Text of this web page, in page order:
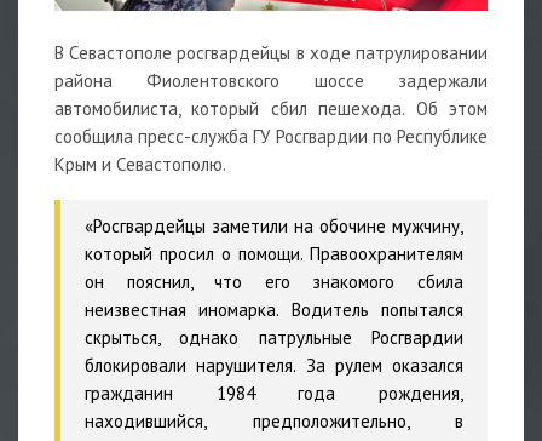
В Севастополе росгвардейцы в ходе патрулировании
района Фиолентовского шоссе задержали
автомобилиста, который сбил пешехода. Об этом
сообщила пресс-служба ГУ Росгвардии по Республике
Крым и Севастополю.
«Росгвардейцы заметили на обочине мужчину,
который просил о помощи. Правоохранителям
он пояснил, что его знакомого сбила
неизвестная иномарка. Водитель попытался
скрыться, однако патрульные Росгвардии
блокировали нарушителя. За рулем оказался
гражданин 1984 года рождения,
находившийся, предположительно, в